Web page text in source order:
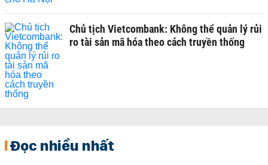
Chủ tịch Vietcombank: Không thể quản lý rủi
ro tài sản mã hóa theo cách truyền thống
Đọc nhiều nhất